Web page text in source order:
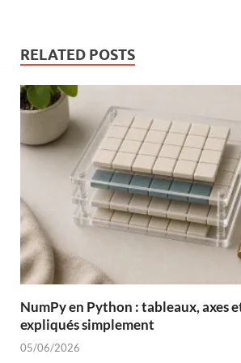
RELATED POSTS
NumPy en Python : tableaux, axes
expliqués simplement
05/06/2026